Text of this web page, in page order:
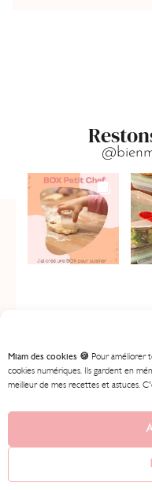
Miam des cookies 🍪 Pour améliorer
cookies numériques. Ils gardent en
meilleur de mes recettes et astuces.
© 2026BIEN MANGER